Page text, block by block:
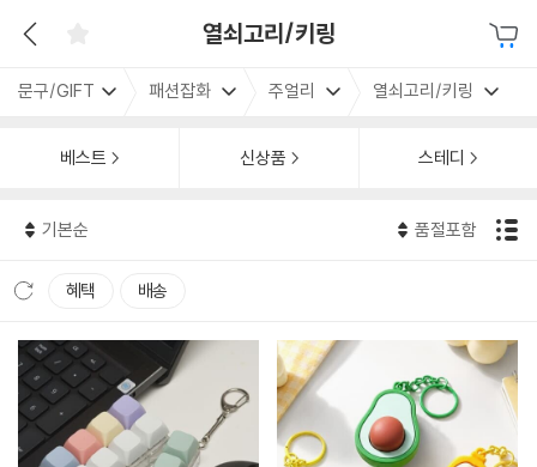
열쇠고리/키링
문구/GIFT 패션잡화 주얼리 열쇠고리/키링
베스트 신상품 스테디
기본순 품절포함
혜택 배송